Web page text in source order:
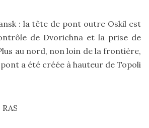
: la tête de pont outre Oskil est
de Dvorichna et la prise de
au nord, non loin de la frontière,
a été créée à hauteur de Topoli
RAS